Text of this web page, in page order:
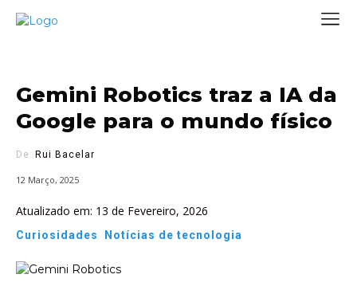
Gemini Robotics traz a IA da
Google para o mundo físico
De: Rui Bacelar
12 Março, 2025
Atualizado em: 13 de Fevereiro, 2026
Curiosidades Notícias de tecnologia